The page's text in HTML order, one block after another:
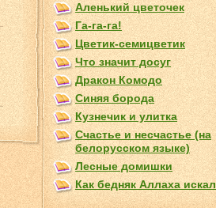
Аленький цветочек
Га-га-га!
Цветик-семицветик
Что значит досуг
Дракон Комодо
Синяя борода
Кузнечик и улитка
Счастье и несчастье (на
белорусском языке)
Лесные домишки
Как бедняк Аллаха искал